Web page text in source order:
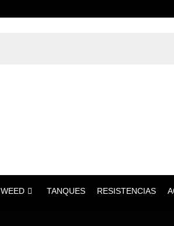
WEED TANQUES RESISTENCIAS